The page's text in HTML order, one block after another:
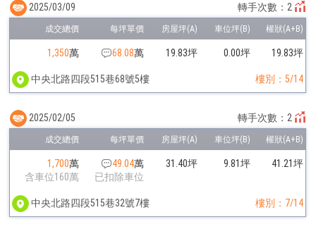
1,350萬 68.08萬 19.83坪 0.00坪 19.83坪
中央北路四段515巷68號5樓 樓別：5/14
2025/03/09 轉手次數：2
1,700萬
含車位160萬
49.04萬
已扣除車位
31.40坪 9.81坪 41.21坪
中央北路四段515巷32號7樓 樓別：7/14
2025/02/05 轉手次數：2